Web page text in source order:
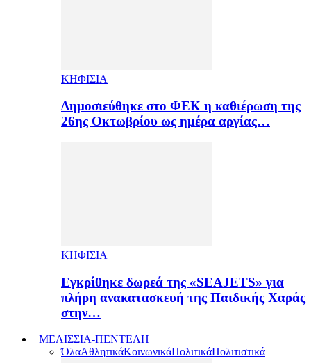
ΚΗΦΙΣΙΑ
Δημοσιεύθηκε στο ΦΕΚ η καθιέρωση της
26ης Οκτωβρίου ως ημέρα αργίας…
ΚΗΦΙΣΙΑ
Εγκρίθηκε δωρεά της «SEAJETS» για
πλήρη ανακατασκευή της Παιδικής Χαράς
στην…
ΜΕΛΙΣΣΙΑ-ΠΕΝΤΕΛΗ
ΌλαΑθλητικάΚοινωνικάΠολιτικάΠολιτιστικά